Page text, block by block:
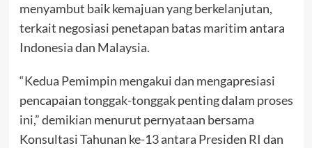
menyambut baik kemajuan yang berkelanjutan,
terkait negosiasi penetapan batas maritim antara
Indonesia dan Malaysia.
“Kedua Pemimpin mengakui dan mengapresiasi
pencapaian tonggak-tonggak penting dalam proses
ini,” demikian menurut pernyataan bersama
Konsultasi Tahunan ke-13 antara Presiden RI dan